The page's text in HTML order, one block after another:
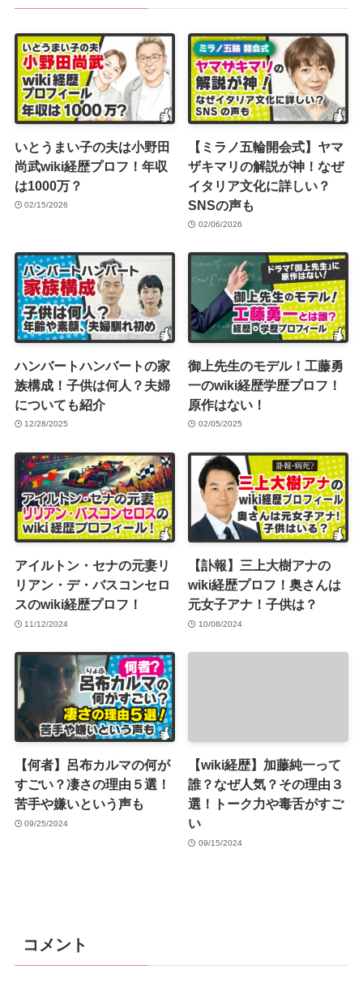
いとうまい子の夫は小野田
尚武wiki経歴プロフ！年収
は1000万？
02/15/2026
【ミラノ五輪開会式】ヤマ
ザキマリの解説が神！なぜ
イタリア文化に詳しい？
SNSの声も
02/06/2026
ハンバートハンバートの家
族構成！子供は何人？夫婦
についても紹介
12/28/2025
御上先生のモデル！工藤勇
一のwiki経歴学歴プロフ！
原作はない！
02/05/2025
アイルトン・セナの元妻リ
リアン・デ・バスコンセロ
スのwiki経歴プロフ！
11/12/2024
【訃報】三上大樹アナの
wiki経歴プロフ！奥さんは
元女子アナ！子供は？
10/08/2024
【何者】呂布カルマの何が
すごい？凄さの理由５選！
苦手や嫌いという声も
09/25/2024
【wiki経歴】加藤純一って
誰？なぜ人気？その理由３
選！トーク力や毒舌がすご
い
09/15/2024
コメント